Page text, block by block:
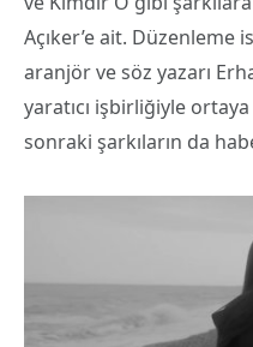
Açıker’e ait. Düzenleme
aranjör ve söz yazarı
yaratıcı işbirliğiyle ortaya
sonraki şarkıların da